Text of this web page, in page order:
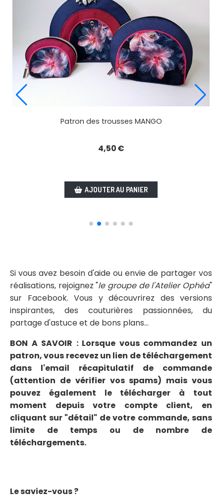
Patron des trousses MANGO
4,50€
AJOUTER AU PANIER
Si vous avez besoin d'aide ou envie de partager vos
réalisations, rejoignez "le groupe de l'Atelier Ophéa"
sur Facebook. Vous y découvrirez des versions
inspirantes, des couturières passionnées, du
partage d'astuce et de bons plans...
BON A SAVOIR : Lorsque vous commandez un
patron, vous recevez un lien de téléchargement
dans l'email récapitulatif de commande
(attention de vérifier vos spams) mais vous
pouvez également le télécharger à tout
moment depuis votre compte client, en
cliquant sur "détail" de votre commande, sans
limite de temps ou de nombre de
téléchargements.
Le saviez-vous ?